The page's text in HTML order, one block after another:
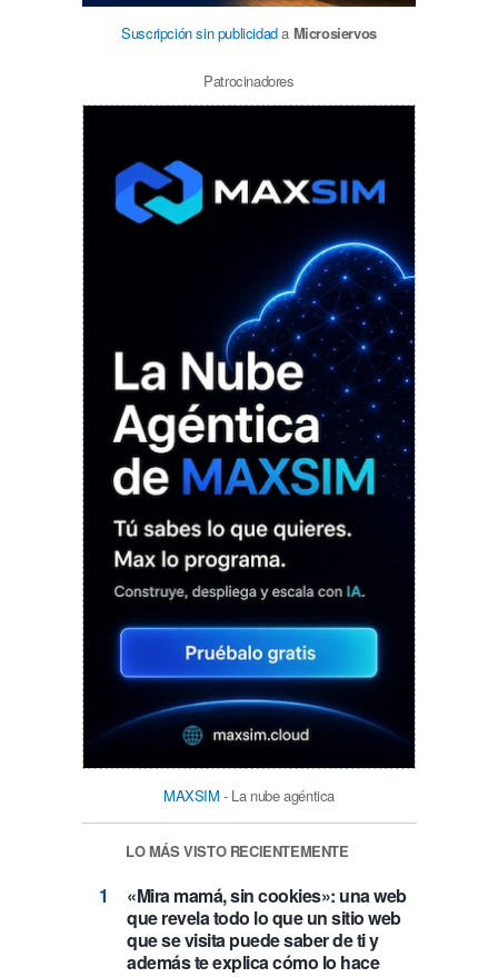
Suscripción sin publicidada Microsiervos
Patrocinadores
MAXSIM - La nube agéntica
LO MÁS VISTO RECIENTEMENTE
«Mira mamá, sin cookies»: una web
que revela todo lo que un sitio web
que se visita puede saber de ti y
además te explica cómo lo hace